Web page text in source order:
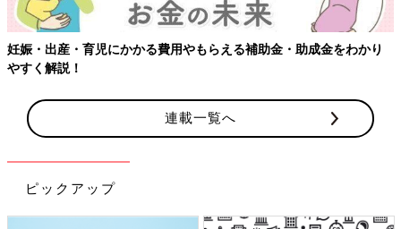
妊娠・出産・育児にかかる費用やもらえる補助金・助成金をわかり
やすく解説！
連載一覧へ
ピックアップ